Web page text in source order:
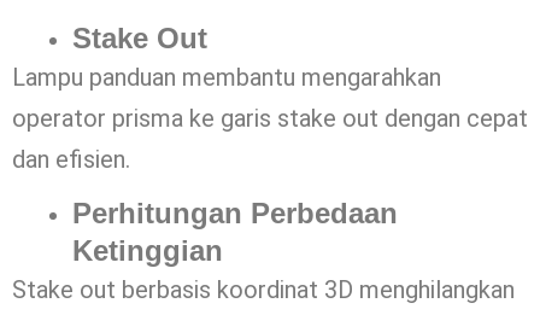
Stake Out
Lampu panduan membantu mengarahkan
operator prisma ke garis stake out dengan cepat
dan efisien.
Perhitungan Perbedaan
Ketinggian
Stake out berbasis koordinat 3D menghilangkan